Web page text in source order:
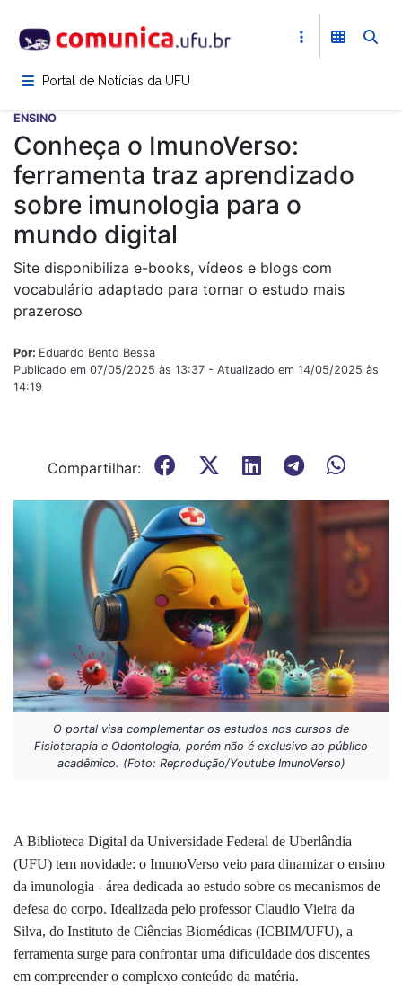
para
conteúdoPortal de Notícias da UFU
ENSINO
Conheça o ImunoVerso:
ferramenta traz aprendizado
sobre imunologia para o
mundo digital
Site disponibiliza e-books, vídeos e blogs com
vocabulário adaptado para tornar o estudo mais
prazeroso
Por: Eduardo Bento Bessa
Publicado em 07/05/2025 às 13:37 - Atualizado em 14/05/2025 às
14:19
Compartilhar:
O portal visa complementar os estudos nos cursos de
Fisioterapia e Odontologia, porém não é exclusivo ao público
acadêmico. (Foto: Reprodução/Youtube ImunoVerso)
A Biblioteca Digital da Universidade Federal de Uberlândia
(UFU) tem novidade: o ImunoVerso veio para dinamizar o ensino
da imunologia - área dedicada ao estudo sobre os mecanismos de
defesa do corpo. Idealizada pelo professor Claudio Vieira da
Silva, do Instituto de Ciências Biomédicas (ICBIM/UFU), a
ferramenta surge para confrontar uma dificuldade dos discentes
em compreender o complexo conteúdo da matéria.